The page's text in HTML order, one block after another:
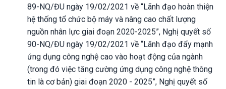
89-NQ/ĐU ngày 19/02/2021 về “Lãnh đạo hoàn thiện
hệ thống tổ chức bộ máy và nâng cao chất lượng
nguồn nhân lực giai đoạn 2020-2025”, Nghị quyết số
90-NQ/ĐU ngày 19/02/2021 về “Lãnh đạo đẩy mạnh
ứng dụng công nghệ cao vào hoạt động của ngành
(trong đó việc tăng cường ứng dụng công nghệ thông
tin là cơ bản) giai đoạn 2020 - 2025”, Nghị quyết số